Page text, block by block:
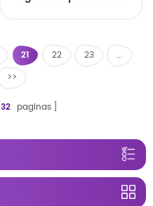
china.
21 22 23
...
>>
32 paginas